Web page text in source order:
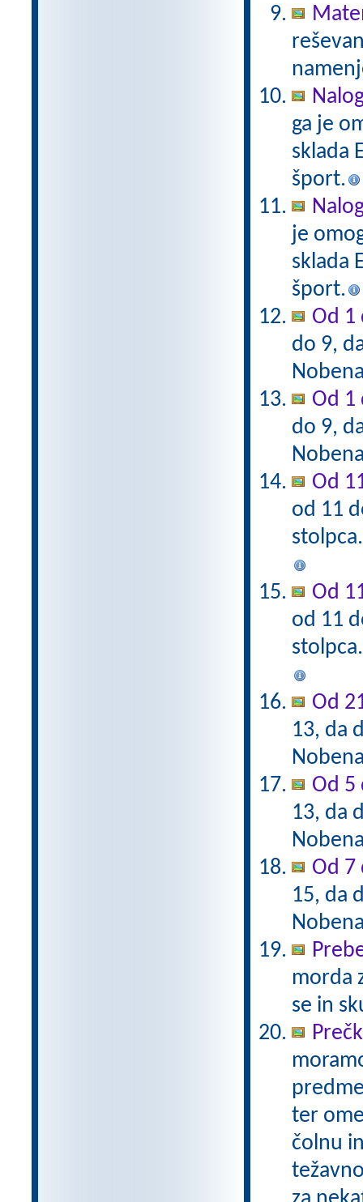
ga je
sklada
šport.
je
sklada
šport.
Od 1
do 9,
Od 1
do 9,
Od
od 11
Od
od 11
Od
13, da
Od 5
13, da
Od 7
15, da
morda
se in
ter
čolnu